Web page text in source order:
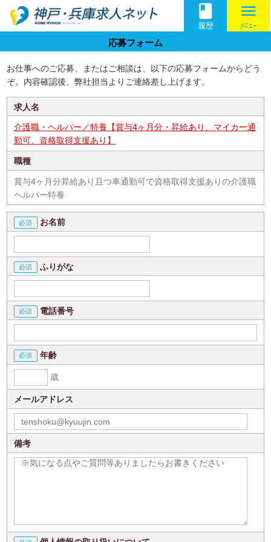
book
履歴
menu
ﾒﾆｭｰ
応募フォーム
お仕事へのご応募、またはご相談は、以下の応募フォームからどう
ぞ。内容確認後、弊社担当よりご連絡差し上げます。
求人名
介護職・ヘルパー／特養【賞与4ヶ月分・昇給あり、マイカー通
勤可、資格取得支援あり】
職種
賞与4ヶ月分昇給あり且つ車通勤可で資格取得支援ありの介護職
ヘルパー特養
お名前
ふりがな
電話番号
年齢
歳
メールアドレス
備考